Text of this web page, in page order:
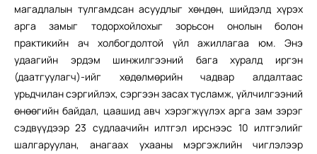
магадлалын тулгамдсан асуудлыг хөндөн, шийдэлд хүрэх
арга замыг тодорхойлохыг зорьсон онолын болон
практикийн ач холбогдолтой үйл ажиллагаа юм. Энэ
удаагийн эрдэм шинжилгээний бага хуралд иргэн
(даатгуулагч)-ийг хөдөлмөрийн чадвар алдалтаас
урьдчилан сэргийлэх, сэргээн засах тусламж, үйлчилгээний
өнөөгийн байдал, цаашид авч хэрэгжүүлэх арга зам зэрэг
сэдвүүдээр 23 судлаачийн илтгэл ирснээс 10 илтгэлийг
шалгаруулан, анагаах ухааны мэргэжлийн чиглэлээр